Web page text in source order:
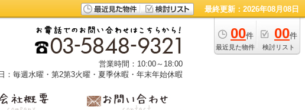
最終更新：2026年08月08日
00件
最近見た物件
00件
検討リスト
営業時間：10:00～18:00
：毎週水曜・第2第3火曜・夏季休暇・年末年始休暇